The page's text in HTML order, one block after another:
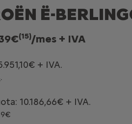
Ë-
(15)/mes + IVA
+ IVA.
.
10.186,66€ + IVA.